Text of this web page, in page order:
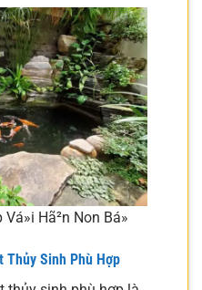
Hã²n Non Bá»
Thủy Sinh Phù Hợp